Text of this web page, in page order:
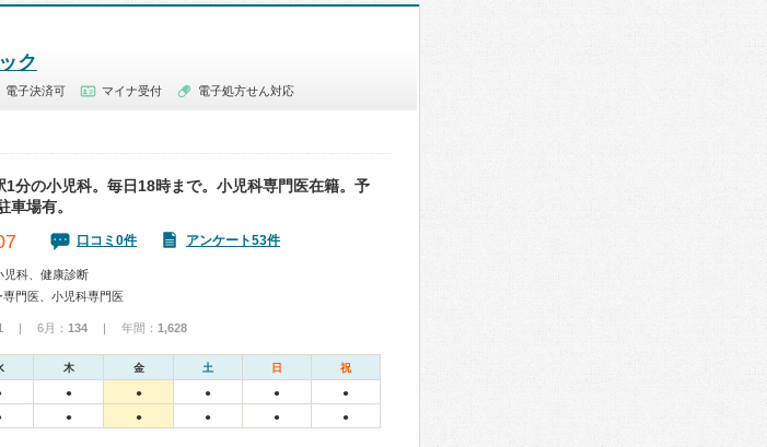
ク
電子決済可 マイナ受付 電子処方せん対応
1分の小児科。毎日18時まで。小児科専門医在籍。予
車場有。
口コミ0件 アンケート53件
児科、健康診断
専門医、小児科専門医
| 6月： 134 | 年間： 1,628
木 金 土 日 祝
● ● ● ● ●
● ● ● ● ●